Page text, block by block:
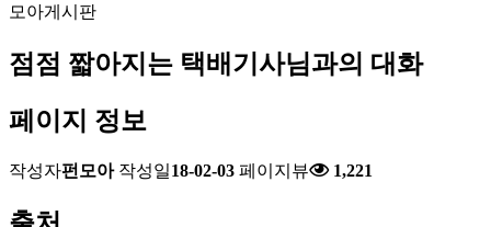
모아게시판
점점 짧아지는 택배기사님과의 대화
페이지 정보
작성자펀모아 작성일18-02-03 페이지뷰 1,221